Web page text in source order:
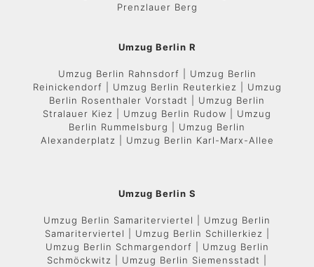
Prenzlauer Berg
Umzug Berlin R
Umzug Berlin Rahnsdorf | Umzug Berlin
Reinickendorf | Umzug Berlin Reuterkiez | Umzug
Berlin Rosenthaler Vorstadt | Umzug Berlin
Stralauer Kiez | Umzug Berlin Rudow | Umzug
Berlin Rummelsburg | Umzug Berlin
Alexanderplatz | Umzug Berlin Karl-Marx-Allee
Umzug Berlin S
Umzug Berlin Samariterviertel | Umzug Berlin
Samariterviertel | Umzug Berlin Schillerkiez |
Umzug Berlin Schmargendorf | Umzug Berlin
Schmöckwitz | Umzug Berlin Siemensstadt |